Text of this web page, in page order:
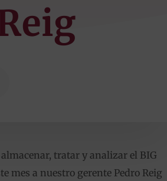
tratar y analizar el BIG
mes a nuestro gerente Pedro Reig